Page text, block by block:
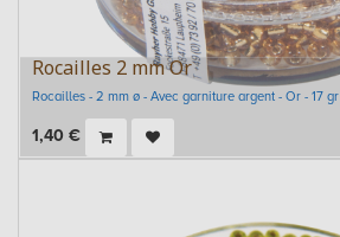
Rocailles 2 mm Or
Rocailles - 2 mm ø - Avec garniture argent - Or - 17 gr
1,40 €